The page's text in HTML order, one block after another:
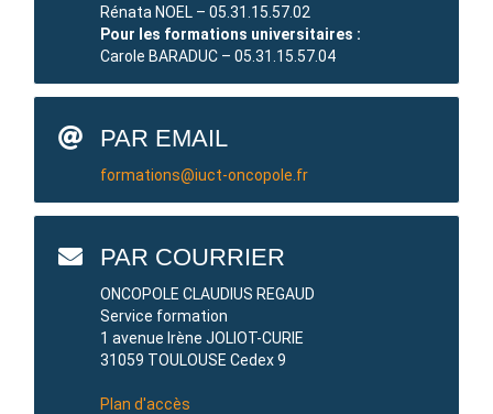
Rénata NOEL – 05.31.15.57.02
Pour les formations universitaires :
Carole BARADUC – 05.31.15.57.04
PAR EMAIL
formations@iuct-oncopole.fr
PAR COURRIER
ONCOPOLE CLAUDIUS REGAUD
Service formation
1 avenue Irène JOLIOT-CURIE
31059 TOULOUSE Cedex 9
Plan d'accès